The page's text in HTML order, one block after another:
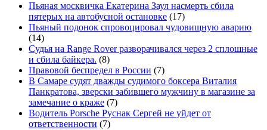
Пьяная москвичка Екатерина Заул насмерть сбила
пятерых на автобусной остановке (17)
Пьяный подонок спровоцировал чудовищную аварию
(14)
Судья на Range Rover разворачивался через 2 сплошные
и сбила байкера. (8)
Правовой беспредел в России (7)
В Самаре судят дважды судимого боксера Виталия
Панкратова, зверски забившего мужчину в магазине за
замечание о краже (7)
Водитель Porsche Руснак Сергей не уйдет от
ответственности (7)